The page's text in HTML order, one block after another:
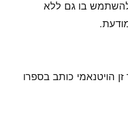
להשתמש בו גם ללא
הויטנאמי כותב בספרו